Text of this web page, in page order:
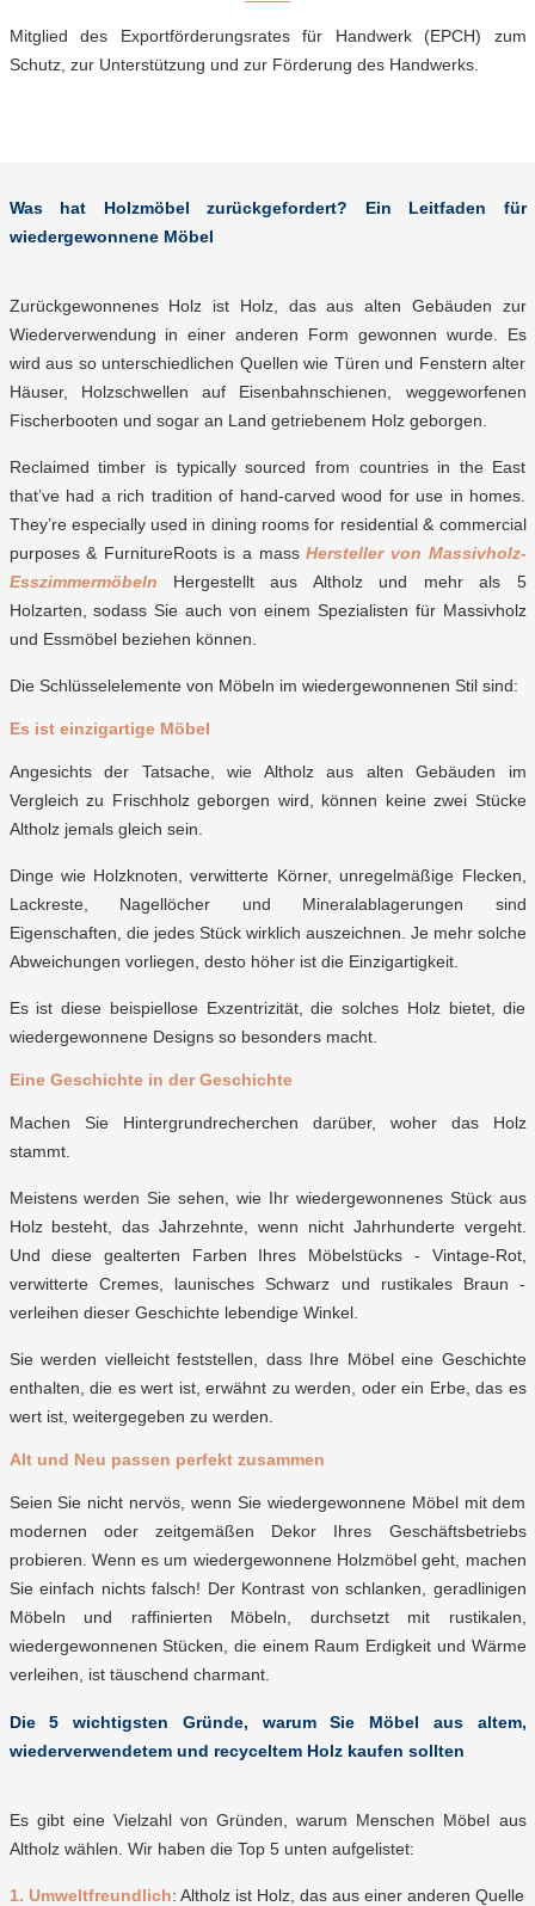
Mitglied des Exportförderungsrates für Handwerk (EPCH) zum
Schutz, zur Unterstützung und zur Förderung des Handwerks.
Was hat Holzmöbel zurückgefordert? Ein Leitfaden für
wiedergewonnene Möbel
Zurückgewonnenes Holz ist Holz, das aus alten Gebäuden zur
Wiederverwendung in einer anderen Form gewonnen wurde. Es
wird aus so unterschiedlichen Quellen wie Türen und Fenstern alter
Häuser, Holzschwellen auf Eisenbahnschienen, weggeworfenen
Fischerbooten und sogar an Land getriebenem Holz geborgen.
Reclaimed timber is typically sourced from countries in the East
that’ve had a rich tradition of hand-carved wood for use in homes.
They’re especially used in dining rooms for residential & commercial
purposes & FurnitureRoots is a massHersteller von Massivholz-
Esszimmermöbeln Hergestellt aus Altholz und mehr als 5
Holzarten, sodass Sie auch von einem Spezialisten für Massivholz
und Essmöbel beziehen können.
Die Schlüsselelemente von Möbeln im wiedergewonnenen Stil sind:
Es ist einzigartige Möbel
Angesichts der Tatsache, wie Altholz aus alten Gebäuden im
Vergleich zu Frischholz geborgen wird, können keine zwei Stücke
Altholz jemals gleich sein.
Dinge wie Holzknoten, verwitterte Körner, unregelmäßige Flecken,
Lackreste, Nagellöcher und Mineralablagerungen sind
Eigenschaften, die jedes Stück wirklich auszeichnen. Je mehr solche
Abweichungen vorliegen, desto höher ist die Einzigartigkeit.
Es ist diese beispiellose Exzentrizität, die solches Holz bietet, die
wiedergewonnene Designs so besonders macht.
Eine Geschichte in der Geschichte
Machen Sie Hintergrundrecherchen darüber, woher das Holz
stammt.
Meistens werden Sie sehen, wie Ihr wiedergewonnenes Stück aus
Holz besteht, das Jahrzehnte, wenn nicht Jahrhunderte vergeht.
Und diese gealterten Farben Ihres Möbelstücks - Vintage-Rot,
verwitterte Cremes, launisches Schwarz und rustikales Braun -
verleihen dieser Geschichte lebendige Winkel.
Sie werden vielleicht feststellen, dass Ihre Möbel eine Geschichte
enthalten, die es wert ist, erwähnt zu werden, oder ein Erbe, das es
wert ist, weitergegeben zu werden.
Alt und Neu passen perfekt zusammen
Seien Sie nicht nervös, wenn Sie wiedergewonnene Möbel mit dem
modernen oder zeitgemäßen Dekor Ihres Geschäftsbetriebs
probieren. Wenn es um wiedergewonnene Holzmöbel geht, machen
Sie einfach nichts falsch! Der Kontrast von schlanken, geradlinigen
Möbeln und raffinierten Möbeln, durchsetzt mit rustikalen,
wiedergewonnenen Stücken, die einem Raum Erdigkeit und Wärme
verleihen, ist täuschend charmant.
Die 5 wichtigsten Gründe, warum Sie Möbel aus altem,
wiederverwendetem und recyceltem Holz kaufen sollten
Es gibt eine Vielzahl von Gründen, warum Menschen Möbel aus
Altholz wählen. Wir haben die Top 5 unten aufgelistet:
1. Umweltfreundlich: Altholz ist Holz, das aus einer anderen Quelle